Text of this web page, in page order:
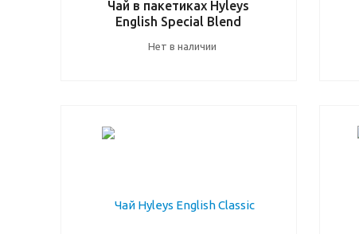
Чай в пакетиках Hyleys
English Special Blend
Нет в наличии